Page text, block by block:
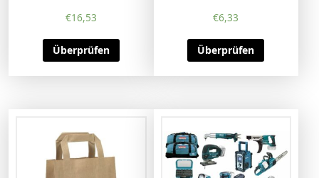
€16,53
Überprüfen
€6,33
Überprüfen